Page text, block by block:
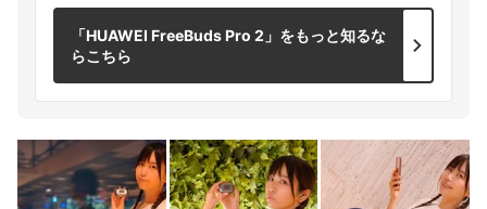
「HUAWEI FreeBuds Pro 2」をもっと知るな
らこちら